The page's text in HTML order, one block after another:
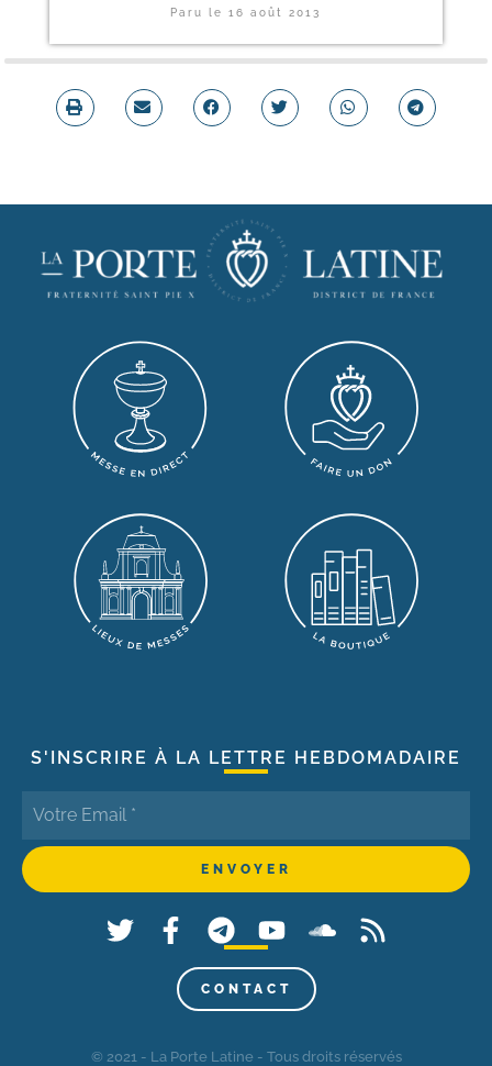
Paru le16 août 2013
S'INSCRIRE À LA LETTRE HEBDOMADAIRE
CONTACT
© 2021 - La Porte Latine - Tous droits réservés